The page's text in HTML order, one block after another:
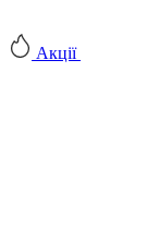
Акції